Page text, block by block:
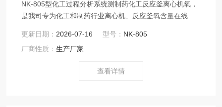
NK-805型化工过程分析系统测制药化工反应釜离心机氧，
是我司专为化工和制药行业离心机、反应釜氧含量在线分
更新日期： 2026-07-16 型号： NK-805
厂商性质：生产厂家
查看详情